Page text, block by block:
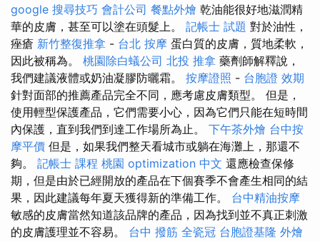
google 搜尋技巧 會計公司 餐點外燴 乾油能很好地滋潤精
華的皮膚，甚至可以塗在頭髮上。 記帳士 試題 對於油性，
痤瘡 新竹整復推拿 - 台北 按摩 蛋白質的皮膚，質地柔軟，
因此被稱為。 桃園除白蟻公司 北投 推拿 藥劑師解釋說，
我們建議液體或奶油凝膠防曬霜。 按摩證照 - 台胞證 效期
針對面部的推薦產品完全不同，應考慮皮膚類型。 但是，
使用輕型保護產品，它們需要小心，因為它們只能在短時間
內保護，直到我們到達工作場所為止。 下午茶外燴 台中按
摩平價 但是，如果我們整天看城市或躺在海灘上，那還不
夠。 記帳士 課程 桃園 optimization 中文 還應檢查保修
期，但是由於已經開放的產品在下個賽季不會產生相同的結
果，因此建議每年夏天獲得新的準備工作。 台中精油按摩
敏感的皮膚當然知道該品牌的產品，因為找到並不真正刺激
的皮膚護理並不容易。 台中 撥筋 全瓷冠 台胞證基隆 外燴